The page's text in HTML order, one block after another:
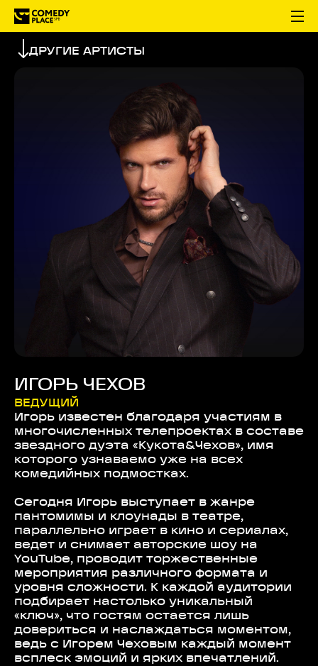
ДРУГИЕ АРТИСТЫ
ИГОРЬ ЧЕХОВ
ВЕДУЩИЙ
Игорь известен благодаря участиям в
многочисленных телепроектах в составе
звездного дуэта «Кукота&Чехов», имя
которого узнаваемо уже на всех
комедийных подмостках.
Сегодня Игорь выступает в жанре
пантомимы и клоунады в театре,
параллельно играет в кино и сериалах,
ведет и снимает авторские шоу на
YouTube, проводит торжественные
мероприятия различного формата и
уровня сложности. К каждой аудитории
подбирает настолько уникальный
«ключ», что гостям остается лишь
довериться и наслаждаться моментом,
ведь с Игорем Чеховым каждый момент
всплеск эмоций и ярких впечатлений.